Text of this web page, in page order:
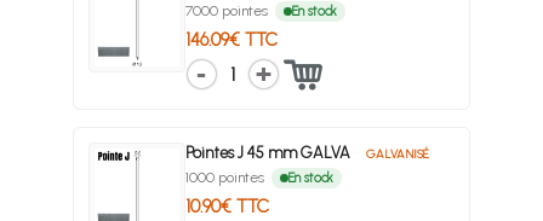
7000 pointes En stock
146.09€ TTC
1
Pointes J 45 mm GALVA GALVANISÉ
1000 pointes En stock
10.90€ TTC